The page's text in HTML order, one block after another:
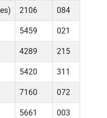
2106 084
5459 021
4289 215
5420 311
7160 072
5661 003